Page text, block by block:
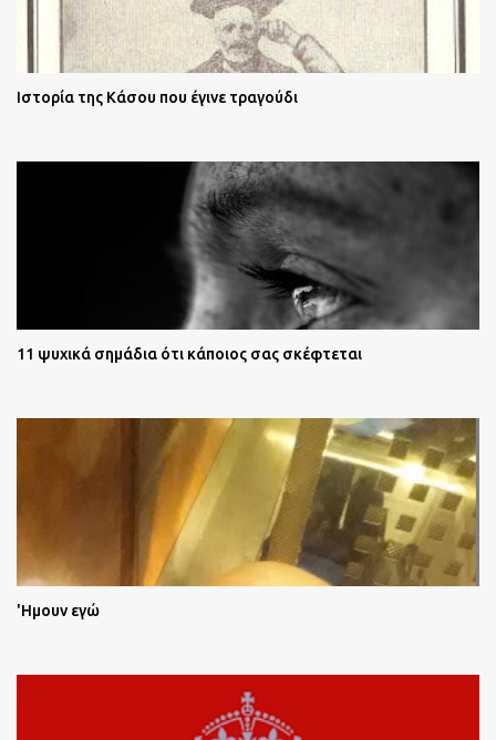
Ιστορία της Κάσου που έγινε τραγούδι
11 ψυχικά σημάδια ότι κάποιος σας σκέφτεται
'Ημουν εγώ